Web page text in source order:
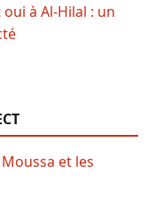
à Al-Hilal : un
et les